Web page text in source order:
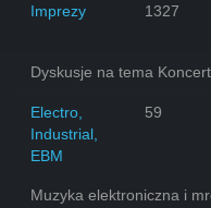
Imprezy 1327
Dyskusje na tema
Electro,
Industrial,
EBM
59
Muzyka elektroniczna i